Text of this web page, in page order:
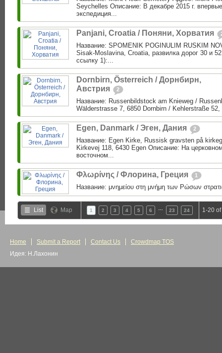
Seychelles Описание: В декабре 2015 г.
экспедиция...
Panjani, Croatia / Поняни, Хорватия
Название: SPOMENIK POGINULIM RUSKIM
Sisak-Moslavina, Croatia, развилка дорог 30 и
ссылку 1):...
Dornbirn, Österreich / Дорнбирн,
Австрия
2
Название: Russenbildstock am Knieweg /
Wälderstrasse 7, 6850 Dornbirn / Kehlerstraße
Egen, Danmark / Эген, Дания 2
Название: Egen Kirke, Russisk gravsten på
Kirkevej 118, 6430 Egen Описание: На
восточном...
Φλωρίνης / Флорина, Греция 1
Название: μνημείου στη μνήμη των Ρώσων
List Map 1 2 3 4 5 6 23 24 1-20
Home Submit a Report Contact Us
Crowdmap TOS
Идея: Н.Лахонин